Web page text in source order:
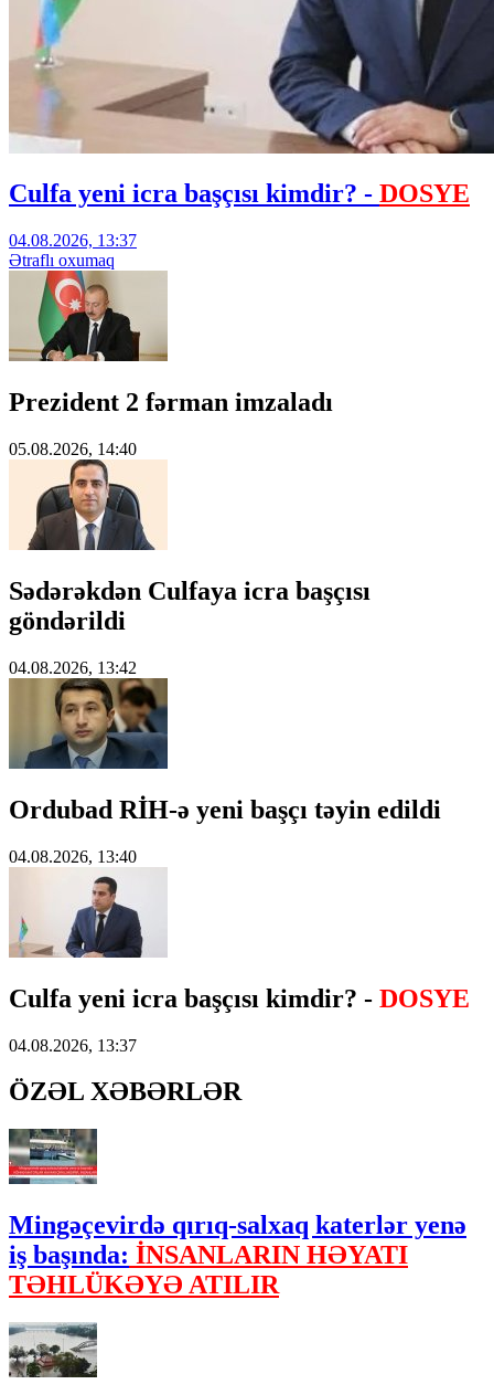
Culfa yeni icra başçısı kimdir? - DOSYE
04.08.2026, 13:37
Ətraflı oxumaq
Prezident 2 fərman imzaladı
05.08.2026, 14:40
Sədərəkdən Culfaya icra başçısı
göndərildi
04.08.2026, 13:42
Ordubad RİH-ə yeni başçı təyin edildi
04.08.2026, 13:40
Culfa yeni icra başçısı kimdir? - DOSYE
04.08.2026, 13:37
ÖZƏL XƏBƏRLƏR
Mingəçevirdə qırıq-salxaq katerlər yenə
iş başında: İNSANLARIN HƏYATI
TƏHLÜKƏYƏ ATILIR